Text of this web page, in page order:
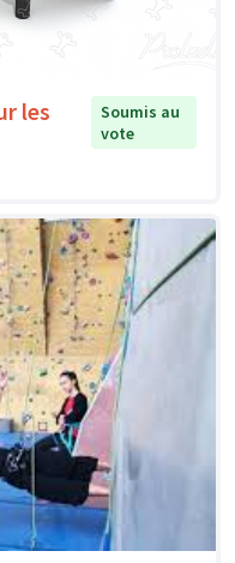
les
Soumis au
vote